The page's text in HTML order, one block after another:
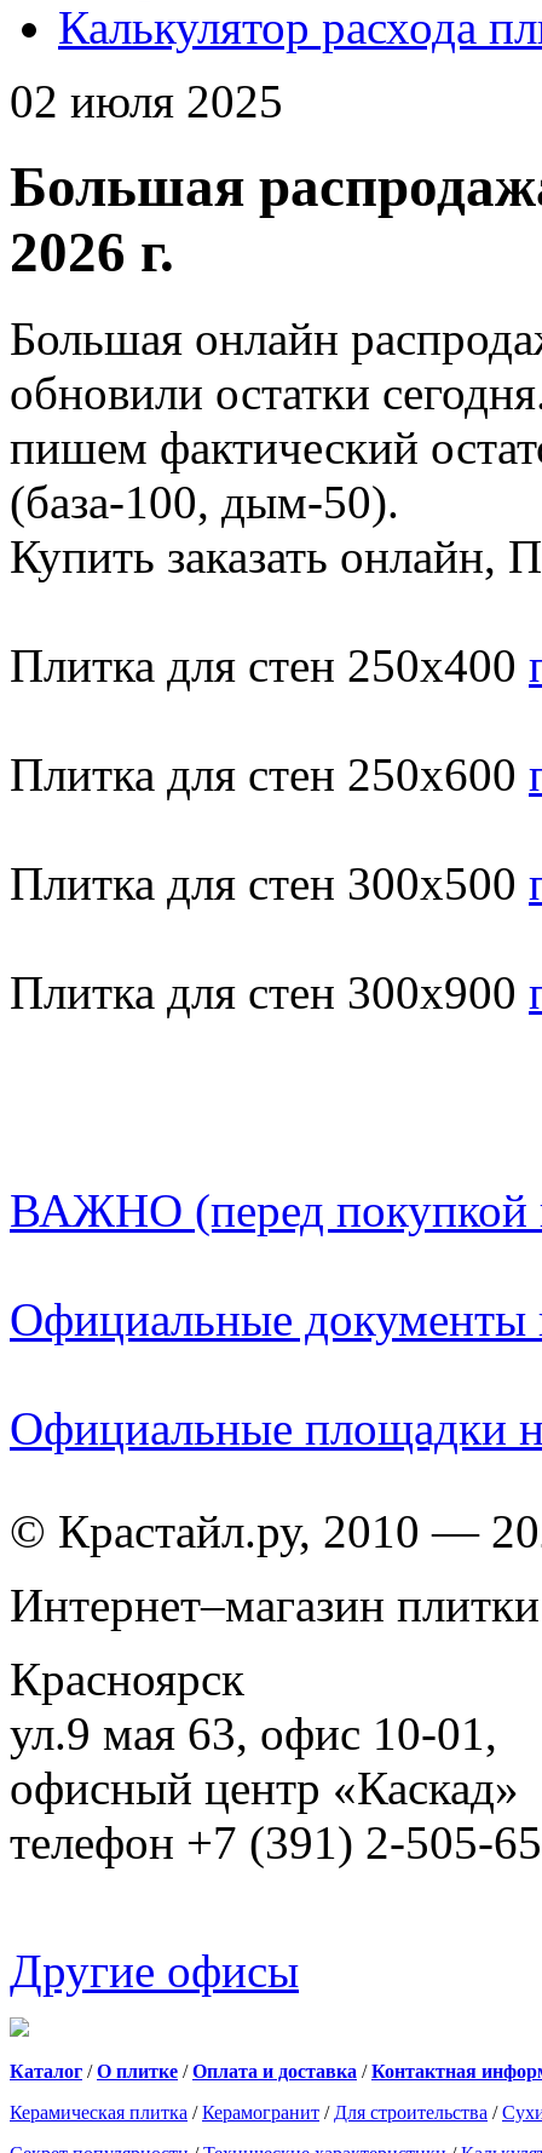
Калькулятор расхода
02 июля 2025
Большая
2026 г.
Большая онлайн
обновили остатки
пишем фактический
(база-100, дым-50).
Купить заказать онлайн,
Плитка для стен 250х400
Плитка для стен 250х600
Плитка для стен 300х500
Плитка для стен 300х900
ВАЖНО (перед
Официальные
Официальные площадки
© Крастайл.ру, 2010 —
Интернет–магазин
Красноярск
ул.9 мая 63, офис 10-01,
офисный центр «Каскад»
телефон +7 (391) 2-505-
Другие офисы
Каталог /О плитке /Оплата и доставка /Контактная
Керамическая плитка /Керамогранит / Для строительства /